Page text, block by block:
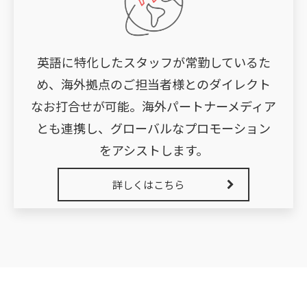
英語に特化したスタッフが常勤しているた
め、海外拠点のご担当者様とのダイレクト
なお打合せが可能。海外パートナーメディア
とも連携し、グローバルなプロモーション
をアシストします。
詳しくはこちら